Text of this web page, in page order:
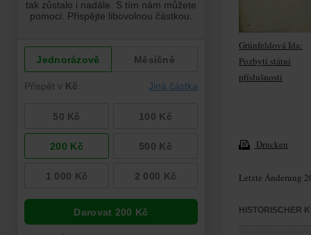
Grünfeldová Ida:
Pozbytí státní
příslušnosti
Drucken
Letzte Änderung
HISTORISCHER